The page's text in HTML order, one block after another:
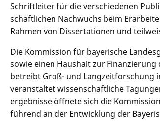
Schriftleiter für die verschiedenen
schaftlichen Nachwuchs beim
Rahmen von Dissertationen und
Die Kommission für bayerische
sowie einen Haushalt zur
betreibt Groß- und Langzeitforschung
veranstaltet wissenschaftliche
ergebnisse öffnete sich die
führend an der Entwicklung der